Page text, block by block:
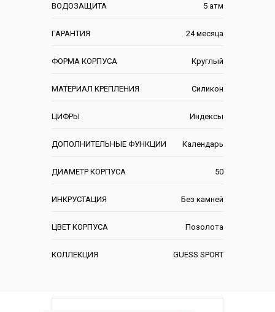
ВОДОЗАЩИТА 5 атм
ГАРАНТИЯ 24 месяца
ФОРМА КОРПУСА Круглый
МАТЕРИАЛ КРЕПЛЕНИЯ Силикон
ЦИФРЫ Индексы
ДОПОЛНИТЕЛЬНЫЕ ФУНКЦИИ Календарь
ДИАМЕТР КОРПУСА 50
ИНКРУСТАЦИЯ Без камней
ЦВЕТ КОРПУСА Позолота
КОЛЛЕКЦИЯ GUESS SPORT